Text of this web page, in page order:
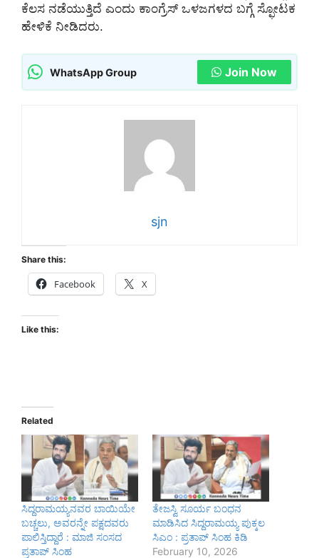
ಕೆಲಸ ನಡೆಯುತ್ತಿದೆ ಎಂದು ಕಾಂಗ್ರೆಸ್ ಒಳಜಗಳದ ಬಗ್ಗೆ ಸ್ಫೋಟಕ
ಹೇಳಿಕೆ ನೀಡಿದರು.
WhatsApp Group Join Now
sjn
Share this:
Facebook X
Like this:
Related
ಸಿದ್ದರಾಮಯ್ಯನವರ ಬಾಯಿಯೇ
ಬಚ್ಚಲು, ಅವರನ್ನೇ ಪಕ್ಷದವರು
ಪಾಲಿಸ್ತಿದ್ದಾರೆ : ಮಾಜಿ ಸಂಸದ
ಪ್ರತಾಪ್ ಸಿಂಹ
ತೇಜಸ್ವಿ ಸೂರ್ಯ ಬಂಧನ
ಮಾಡಿಸಿದ ಸಿದ್ದರಾಮಯ್ಯ ಪುಕ್ಕಲ
ಸಿಎಂ : ಪ್ರತಾಪ್‌ ಸಿಂಹ ಕಿಡಿ
February 10, 2026